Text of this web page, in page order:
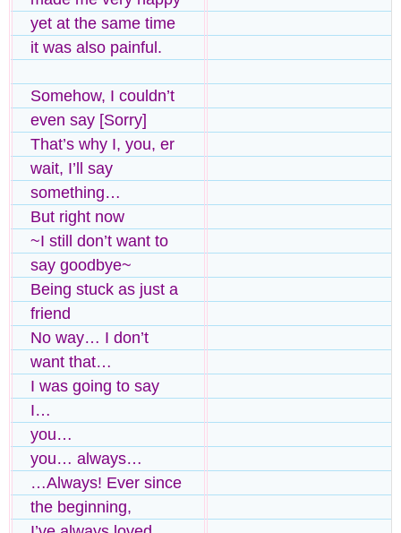
yet at the same time
it was also painful.
Somehow, I couldn’t
even say [Sorry]
That’s why I, you, er
wait, I’ll say
something…
But right now
~I still don’t want to
say goodbye~
Being stuck as just a
friend
No way… I don’t
want that…
I was going to say
I…
you…
you… always…
…Always! Ever since
the beginning,